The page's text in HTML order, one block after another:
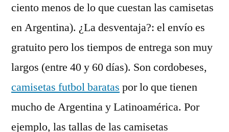
ciento menos de lo que cuestan las camisetas
en Argentina). ¿La desventaja?: el envío es
gratuito pero los tiempos de entrega son muy
largos (entre 40 y 60 días). Son cordobeses,
camisetas futbol baratas por lo que tienen
mucho de Argentina y Latinoamérica. Por
ejemplo, las tallas de las camisetas